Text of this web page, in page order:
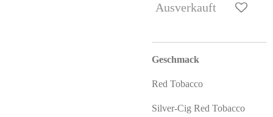
Ausverkauft
Geschmack
Red Tobacco
Silver-Cig Red Tobacco